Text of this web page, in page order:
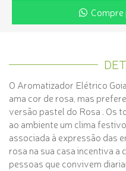
Compre
O Aromatizador Elétrico
ama cor de rosa, mas
versão pastel do Rosa . Os
ao ambiente um clima
associada à expressão das
rosa na sua casa incentiva a
pessoas que convivem